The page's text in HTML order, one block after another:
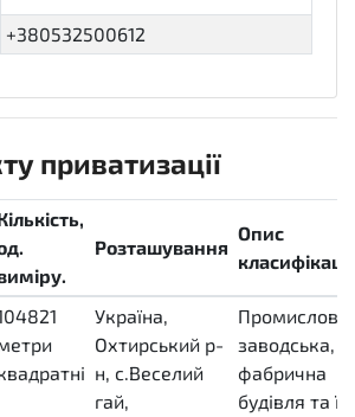
+380532500612
приватизації
Розташування
Опис
класифікації
Україна,
Охтирський р-
н, с.Веселий
гай,
Промислова
заводська,
фабрична
будівля та їх